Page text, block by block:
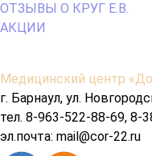
ОТЗЫВЫ О КРУГ Е.В.
АКЦИИ
Содержимое
подвала
Медицинский центр
г. Барнаул, ул.
тел. 8-963-522-88-69, 8-
эл.почта: mail@cor-22.ru